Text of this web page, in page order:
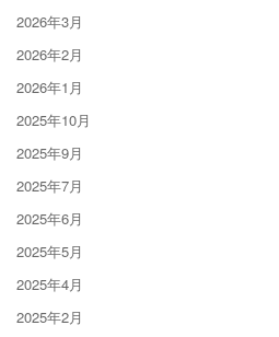
2026年3月
2026年2月
2026年1月
2025年10月
2025年9月
2025年7月
2025年6月
2025年5月
2025年4月
2025年2月